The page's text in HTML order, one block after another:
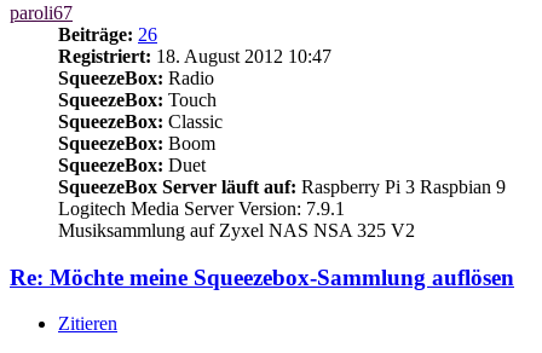
paroli67
Beiträge: 26
Registriert: 18. August 2012 10:47
SqueezeBox: Radio
SqueezeBox: Touch
SqueezeBox: Classic
SqueezeBox: Boom
SqueezeBox: Duet
SqueezeBox Server läuft auf: Raspberry Pi 3 Raspbian 9
Logitech Media Server Version: 7.9.1
Musiksammlung auf Zyxel NAS NSA 325 V2
Re: Möchte meine Squeezebox-Sammlung auflösen
Zitieren